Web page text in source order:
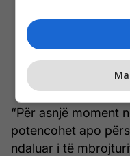
“Për asnjë moment
potencohet apo
ndaluar i të